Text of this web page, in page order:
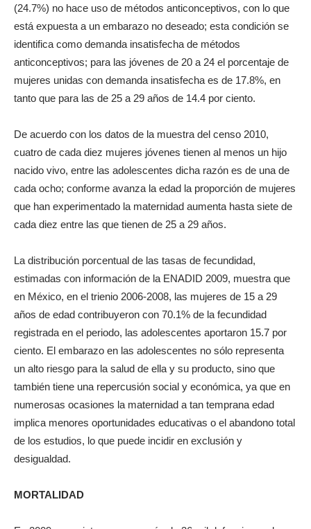
(24.7%) no hace uso de métodos anticonceptivos, con lo que
está expuesta a un embarazo no deseado; esta condición se
identifica como demanda insatisfecha de métodos
anticonceptivos; para las jóvenes de 20 a 24 el porcentaje de
mujeres unidas con demanda insatisfecha es de 17.8%, en
tanto que para las de 25 a 29 años de 14.4 por ciento.
De acuerdo con los datos de la muestra del censo 2010,
cuatro de cada diez mujeres jóvenes tienen al menos un hijo
nacido vivo, entre las adolescentes dicha razón es de una de
cada ocho; conforme avanza la edad la proporción de mujeres
que han experimentado la maternidad aumenta hasta siete de
cada diez entre las que tienen de 25 a 29 años.
La distribución porcentual de las tasas de fecundidad,
estimadas con información de la ENADID 2009, muestra que
en México, en el trienio 2006-2008, las mujeres de 15 a 29
años de edad contribuyeron con 70.1% de la fecundidad
registrada en el periodo, las adolescentes aportaron 15.7 por
ciento. El embarazo en las adolescentes no sólo representa
un alto riesgo para la salud de ella y su producto, sino que
también tiene una repercusión social y económica, ya que en
numerosas ocasiones la maternidad a tan temprana edad
implica menores oportunidades educativas o el abandono total
de los estudios, lo que puede incidir en exclusión y
desigualdad.
MORTALIDAD